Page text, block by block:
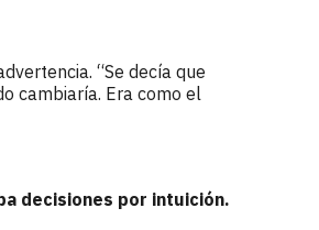
“Se decía que
cambiaría. Era como el
decisiones por intuición.